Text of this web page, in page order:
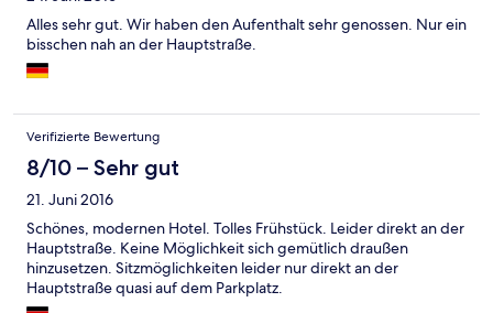
Alles sehr gut. Wir haben den Aufenthalt sehr genossen. Nur ein
bisschen nah an der Hauptstraße.
Verifizierte Bewertung
8/10 – Sehr gut
21. Juni 2016
Schönes, modernen Hotel. Tolles Frühstück. Leider direkt an der
Hauptstraße. Keine Möglichkeit sich gemütlich draußen
hinzusetzen. Sitzmöglichkeiten leider nur direkt an der
Hauptstraße quasi auf dem Parkplatz.